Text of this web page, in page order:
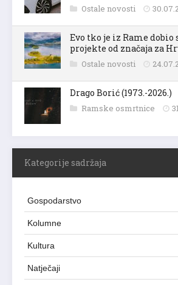
Ostale novosti
Evo tko je iz Rame dobio
projekte od značaja za
Ostale novosti
Drago Borić (1973.-2026.)
Ramske osmrtnice
Kategorije sadržaja
Gospodarstvo
Kolumne
Kultura
Natječaji